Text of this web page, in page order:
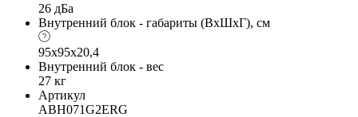
26 дБа
Внутренний блок - габариты (ВхШхГ), см
95x95х20,4
Внутренний блок - вес
27 кг
Артикул
ABH071G2ERG